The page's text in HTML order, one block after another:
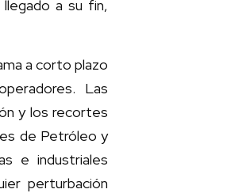
a su fin,
a corto plazo
Las
y los recortes
de Petróleo y
e industriales
perturbación